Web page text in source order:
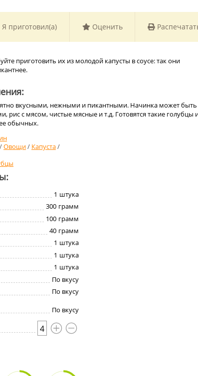
Я приготовил(а) Оценить
приготовить их из молодой капусты в соусе: так они
вкусными, нежными и пикантными. Начинка может быть
рис с мясом, чистые мясные и т.д. Готовятся такие голубцы
обычных.
/Овощи/ Капуста/
1 штука
300 грамм
100 грамм
40 грамм
1 штука
1 штука
1 штука
По вкусу
По вкусу
По вкусу
4